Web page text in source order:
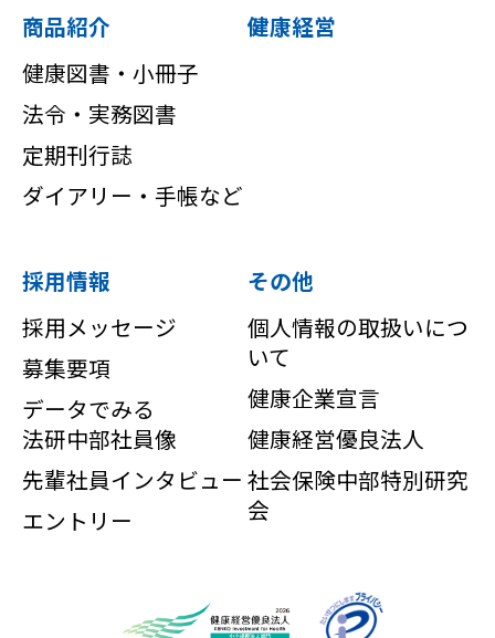
商品紹介
健康図書・小冊子
法令・実務図書
定期刊行誌
ダイアリー・手帳など
健康経営
採用情報
採用メッセージ
募集要項
データでみる
法研中部社員像
先輩社員インタビュー
エントリー
その他
個人情報の取扱いにつ
いて
健康企業宣言
健康経営優良法人
社会保険中部特別研究
会